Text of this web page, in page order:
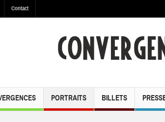
Contact
PORTRAITS BILLETS